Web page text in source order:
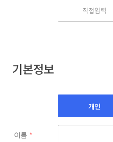
기본정보
개인
이름 *